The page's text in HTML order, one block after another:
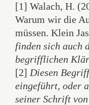
[1] Walach, H.
Warum wir die
müssen. Klein
finden sich auch
begrifflichen
[2] Diesen
eingeführt, oder
seiner Schrift